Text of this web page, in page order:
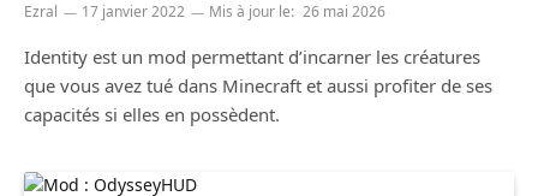
Ezral 17 janvier 2022 Mis à jour le: 26 mai 2026
Identity est un mod permettant d’incarner les créatures
que vous avez tué dans Minecraft et aussi profiter de ses
capacités si elles en possèdent.